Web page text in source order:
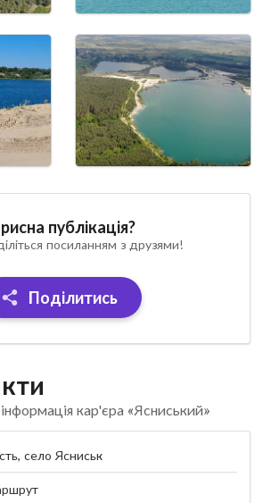
публікація?
посиланням з друзями!
Поділитись
кар'єра «Ясниський»
село Ясниськ